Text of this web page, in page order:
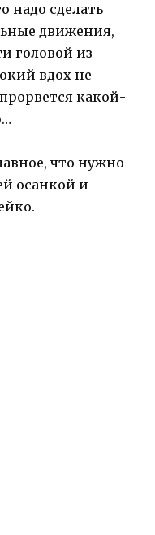
надо сделать
движения,
головой из
вдох не
какой-
что нужно
осанкой и